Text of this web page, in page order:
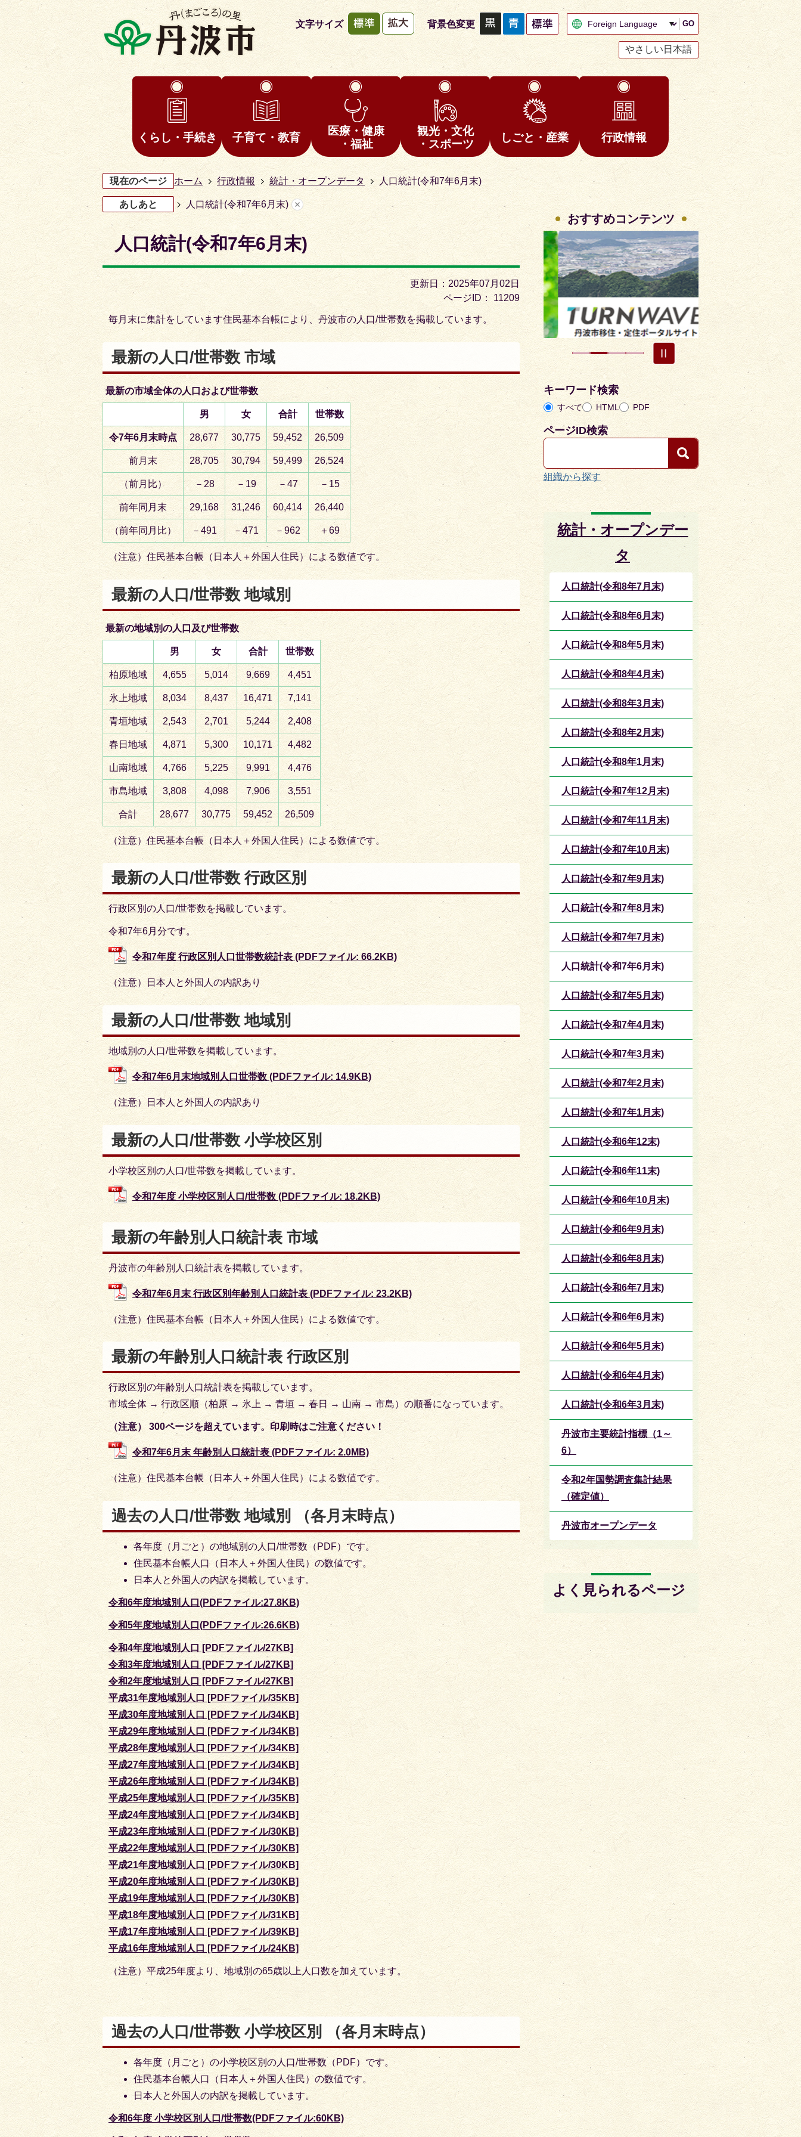
文字サイズ 背景色変更 GO
やさしい日本語
くらし・手続き 子育て・教育
医療・健康
・福祉
観光・文化
・スポーツ
しごと・産業 行政情報
現在のページ ホーム 行政情報 統計・オープンデータ 人口統計(令和7年6月末)
あしあと 人口統計(令和7年6月末)
人口統計(令和7年6月末)
更新日：2025年07月02日
ページID：
11209
毎月末に集計をしています住民基本台帳により、丹波市の人口/世帯数を掲載しています。
最新の人口/世帯数 市域
最新の市域全体の人口および世帯数
男 女 合計 世帯数
令7年6月末時点 28,677 30,775 59,452 26,509
前月末 28,705 30,794 59,499 26,524
（前月比） －28 －19 －47 －15
前年同月末 29,168 31,246 60,414 26,440
（前年同月比） －491 －471 －962 ＋69
（注意）住民基本台帳（日本人＋外国人住民）による数値です。
最新の人口/世帯数 地域別
最新の地域別の人口及び世帯数
男 女 合計 世帯数
柏原地域 4,655 5,014 9,669 4,451
氷上地域 8,034 8,437 16,471 7,141
青垣地域 2,543 2,701 5,244 2,408
春日地域 4,871 5,300 10,171 4,482
山南地域 4,766 5,225 9,991 4,476
市島地域 3,808 4,098 7,906 3,551
合計 28,677 30,775 59,452 26,509
（注意）住民基本台帳（日本人＋外国人住民）による数値です。
最新の人口/世帯数 行政区別
行政区別の人口/世帯数を掲載しています。
令和7年6月分です。
令和7年度 行政区別人口世帯数統計表 (PDFファイル: 66.2KB)
（注意）日本人と外国人の内訳あり
最新の人口/世帯数 地域別
地域別の人口/世帯数を掲載しています。
令和7年6月末地域別人口世帯数 (PDFファイル: 14.9KB)
（注意）日本人と外国人の内訳あり
最新の人口/世帯数 小学校区別
小学校区別の人口/世帯数を掲載しています。
令和7年度 小学校区別人口/世帯数 (PDFファイル: 18.2KB)
最新の年齢別人口統計表 市域
丹波市の年齢別人口統計表を掲載しています。
令和7年6月末 行政区別年齢別人口統計表 (PDFファイル: 23.2KB)
（注意）住民基本台帳（日本人＋外国人住民）による数値です。
最新の年齢別人口統計表 行政区別
行政区別の年齢別人口統計表を掲載しています。
市域全体 → 行政区順（柏原 → 氷上 → 青垣 → 春日 → 山南 → 市島）の順番になっています。
（注意） 300ページを超えています。印刷時はご注意ください！
令和7年6月末 年齢別人口統計表 (PDFファイル: 2.0MB)
（注意）住民基本台帳（日本人＋外国人住民）による数値です。
過去の人口/世帯数 地域別 （各月末時点）
各年度（月ごと）の地域別の人口/世帯数（PDF）です。
住民基本台帳人口（日本人＋外国人住民）の数値です。
日本人と外国人の内訳を掲載しています。
令和6年度地域別人口(PDFファイル:27.8KB)
令和5年度地域別人口(PDFファイル:26.6KB)
令和4年度地域別人口 [PDFファイル/27KB]
令和3年度地域別人口 [PDFファイル/27KB]
令和2年度地域別人口 [PDFファイル/27KB]
平成31年度地域別人口 [PDFファイル/35KB]
平成30年度地域別人口 [PDFファイル/34KB]
平成29年度地域別人口 [PDFファイル/34KB]
平成28年度地域別人口 [PDFファイル/34KB]
平成27年度地域別人口 [PDFファイル/34KB]
平成26年度地域別人口 [PDFファイル/34KB]
平成25年度地域別人口 [PDFファイル/35KB]
平成24年度地域別人口 [PDFファイル/34KB]
平成23年度地域別人口 [PDFファイル/30KB]
平成22年度地域別人口 [PDFファイル/30KB]
平成21年度地域別人口 [PDFファイル/30KB]
平成20年度地域別人口 [PDFファイル/30KB]
平成19年度地域別人口 [PDFファイル/30KB]
平成18年度地域別人口 [PDFファイル/31KB]
平成17年度地域別人口 [PDFファイル/39KB]
平成16年度地域別人口 [PDFファイル/24KB]
（注意）平成25年度より、地域別の65歳以上人口数を加えています。
過去の人口/世帯数 小学校区別 （各月末時点）
各年度（月ごと）の小学校区別の人口/世帯数（PDF）です。
住民基本台帳人口（日本人＋外国人住民）の数値です。
日本人と外国人の内訳を掲載しています。
令和6年度 小学校区別人口/世帯数(PDFファイル:60KB)
おすすめコンテンツ
目
ラ
4
目
ス
ラ
ド
1
枚
ラ
2
枚
目
の
ス
ラ
イ
ド
枚
目
の
イ
キーワード検索
すべて HTML PDF
ページID検索
組織から探す
統計・オープンデー
タ
人口統計(令和8年7月末)
人口統計(令和8年6月末)
人口統計(令和8年5月末)
人口統計(令和8年4月末)
人口統計(令和8年3月末)
人口統計(令和8年2月末)
人口統計(令和8年1月末)
人口統計(令和7年12月末)
人口統計(令和7年11月末)
人口統計(令和7年10月末)
人口統計(令和7年9月末)
人口統計(令和7年8月末)
人口統計(令和7年7月末)
人口統計(令和7年6月末)
人口統計(令和7年5月末)
人口統計(令和7年4月末)
人口統計(令和7年3月末)
人口統計(令和7年2月末)
人口統計(令和7年1月末)
人口統計(令和6年12末)
人口統計(令和6年11末)
人口統計(令和6年10月末)
人口統計(令和6年9月末)
人口統計(令和6年8月末)
人口統計(令和6年7月末)
人口統計(令和6年6月末)
人口統計(令和6年5月末)
人口統計(令和6年4月末)
人口統計(令和6年3月末)
丹波市主要統計指標（1～
6）
令和2年国勢調査集計結果
（確定値）
丹波市オープンデータ
よく見られるページ